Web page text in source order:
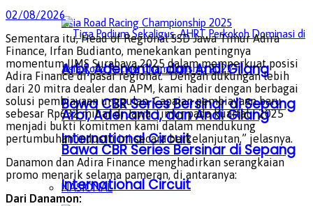
Arbi, Adenanta, dan Andi Gilang
Bawa CBR Series Bersinar di Sepang
International Circuit
NASIONAL
Arbi, Adenanta, dan Andi Gilang
Bawa CBR Series Bersinar di Sepang
International Circuit
02/08/2026
Sementara itu, Head of Regional SSD Jawa Timur Adira
Finance, Irfan Budianto, menekankan pentingnya
momentum IIMS Surabaya 2025 dalam memperkuat posisi
Adira Finance di pasar regional. “Dengan dukungan lebih
dari 20 mitra dealer dan APM, kami hadir dengan berbagai
solusi pembiayaan unggulan. Capaian pembiayaan baru
sebesar Rp632 miliar di Jawa Timur pada kuartal I 2025
menjadi bukti komitmen kami dalam mendukung
pertumbuhan industri ini secara berkelanjutan,” jelasnya.
Danamon dan Adira Finance menghadirkan serangkaian
promo menarik selama pameran, di antaranya:
Dari Danamon: